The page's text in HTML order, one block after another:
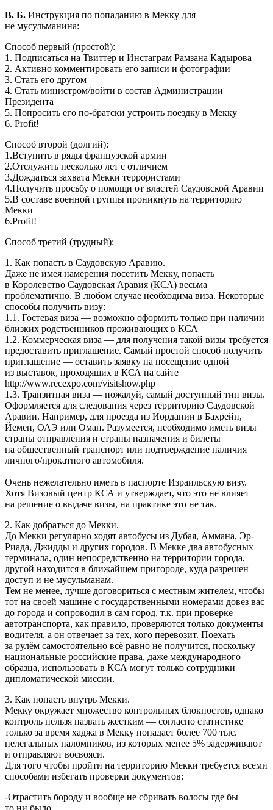
В. Б. Инструкция по попаданию в Мекку для
не мусульманина:
Способ первый (простой):
1. Подписаться на Твиттер и Инстаграм Рамзана Кадырова
2. Активно комментировать его записи и фотографии
3. Стать его другом
4. Стать министром/войти в состав Администрации
Президента
5. Попросить его по-братски устроить поездку в Мекку
6. Profit!
Способ второй (долгий):
1.Вступить в ряды французской армии
2.Отслужить несколько лет с отличием
3.Дождаться захвата Мекки террористами
4.Получить просьбу о помощи от властей Саудовской Аравии
5.В составе военной группы проникнуть на территорию
Мекки
6.Profit!
Способ третий (трудный):
1. Как попасть в Саудовскую Аравию.
Даже не имея намерения посетить Мекку, попасть
в Королевство Саудовская Аравия (КСА) весьма
проблематично. В любом случае необходима виза. Некоторые
способы получить визу:
1.1. Гостевая виза — возможно оформить только при наличии
близких родственников проживающих в КСА
1.2. Коммерческая виза — для получения такой визы требуется
предоставить приглашение. Самый простой способ получить
приглашение — оставить заявку на посещение одной
из выставок, проходящих в КСА на сайте
http://www.recexpo.com/visitshow.php
1.3. Транзитная виза — пожалуй, самый доступный тип визы.
Оформляется для следования через территорию Саудовской
Аравии. Например, для проезда из Иордании в Бахрейн,
Йемен, ОАЭ или Оман. Разумеется, необходимо иметь визы
страны отправления и страны назначения и билеты
на общественный транспорт или подтверждение наличия
личного/прокатного автомобиля.
Очень нежелательно иметь в паспорте Израильскую визу.
Хотя Визовый центр КСА и утверждает, что это не влияет
на решение о выдаче визы, на практике это не так.
2. Как добраться до Мекки.
До Мекки регулярно ходят автобусы из Дубая, Аммана, Эр-
Риада, Джидды и других городов. В Мекке два автобусных
терминала, один непосредственно на территории города,
другой находится в ближайшем пригороде, куда разрешен
доступ и не мусульманам.
Тем не менее, лучше договориться с местным жителем, чтобы
тот на своей машине с государственными номерами довез вас
до города и сопроводил в сам город, т.к. при проверке
автотранспорта, как правило, проверяются только документы
водителя, а он отвечает за тех, кого перевозит. Поехать
за рулём самостоятельно всё равно не получится, поскольку
национальные российские права, даже международного
образца, использовать в КСА могут только сотрудники
дипломатической миссии.
3. Как попасть внутрь Мекки.
Мекку окружает множество контрольных блокпостов, однако
контроль нельзя назвать жестким — согласно статистике
только за время хаджа в Мекку попадает более 700 тыс.
нелегальных паломников, из которых менее 5% задерживают
и отправляют восвояси.
Для того чтобы пройти на территорию Мекки требуется всеми
способами избегать проверки документов:
-Отрастить бороду и вообще не сбривать волосы где бы
то ни было